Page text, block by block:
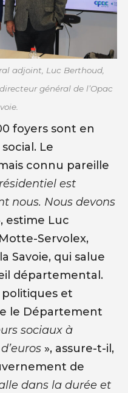
adjoint, Luc Berthoud,
général de l’Opac
foyers sont en
Le
connu pareille
est
nous. Nous devons
estime Luc
Servolex,
Savoie, qui salue
départemental.
et
le Département
sociaux à
», assure-t-il,
de
dans la durée et